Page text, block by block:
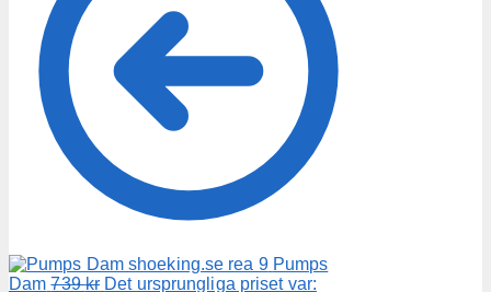
Pumps
Dam 739kr Det ursprungliga priset var: